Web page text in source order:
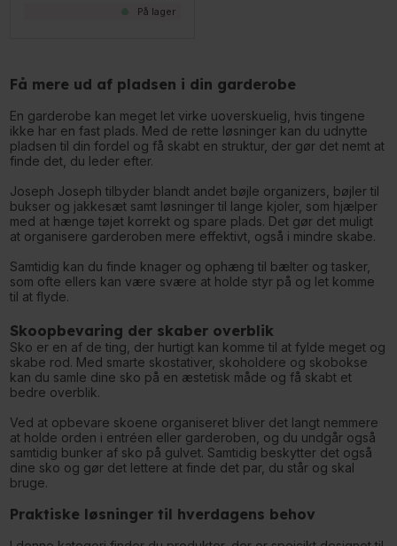
På lager
Få mere ud af pladsen i din garderobe
En garderobe kan meget let virke uoverskuelig, hvis tingene
ikke har en fast plads. Med de rette løsninger kan du udnytte
pladsen til din fordel og få skabt en struktur, der gør det nemt at
finde det, du leder efter.
Joseph Joseph tilbyder blandt andet bøjle organizers, bøjler til
bukser og jakkesæt samt løsninger til lange kjoler, som hjælper
med at hænge tøjet korrekt og spare plads. Det gør det muligt
at organisere garderoben mere effektivt, også i mindre skabe.
Samtidig kan du finde knager og ophæng til bælter og tasker,
som ofte ellers kan være svære at holde styr på og let komme
til at flyde.
Skoopbevaring der skaber overblik
Sko er en af de ting, der hurtigt kan komme til at fylde meget og
skabe rod. Med smarte skostativer, skoholdere og skobokse
kan du samle dine sko på en æstetisk måde og få skabt et
bedre overblik.
Ved at opbevare skoene organiseret bliver det langt nemmere
at holde orden i entréen eller garderoben, og du undgår også
samtidig bunker af sko på gulvet. Samtidig beskytter det også
dine sko og gør det lettere at finde det par, du står og skal
bruge.
Praktiske løsninger til hverdagens behov